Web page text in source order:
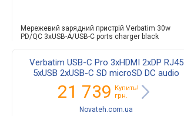
Мережевий зарядний пристрій Verbatim 30w
PD/QC 3xUSB-A/USB-C ports charger black
Verbatim USB-C Pro 3xHDMI 2xDP RJ45
5xUSB 2xUSB-C SD microSD DC audio
32172
21 739
Купить!
грн.
Novateh.com.ua